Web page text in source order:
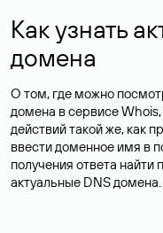
Как узнать
домена
О том, где можно
домена в сервисе
действий такой же, как
ввести доменное имя в
получения ответа найти
актуальные DNS домена.